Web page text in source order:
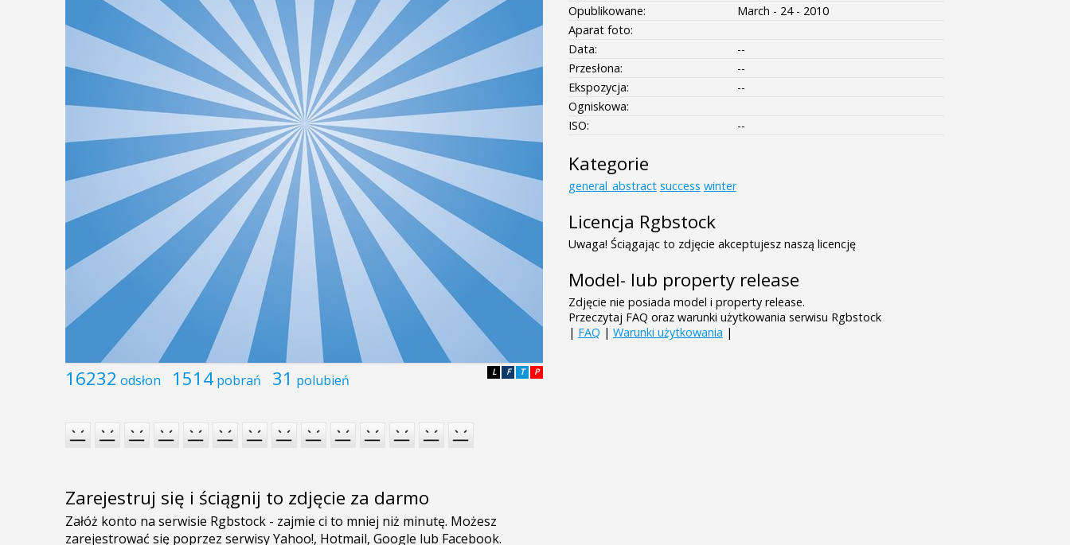
16232 odsłon 1514 pobrań 31 polubień P
T
F
L
Zarejestruj się i ściągnij to zdjęcie za darmo
Opublikowane:
March - 24 - 2010
Aparat foto:
Data:
--
Przesłona:
--
Ekspozycja:
--
Ogniskowa:
ISO:
--
Kategorie
general_abstract success winter
Licencja Rgbstock
Uwaga! Ściągając to zdjęcie akceptujesz naszą licencję
Model- lub property release
Zdjęcie nie posiada model i property release.
Przeczytaj FAQ oraz warunki użytkowania serwisu Rgbstock
| FAQ | Warunki użytkowania |